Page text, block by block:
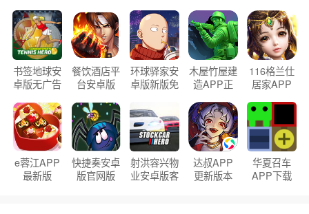
书签地球安
卓版无广告
餐饮酒店平
台安卓版
环球驿家安
卓版新版免
木屋竹屋建
造APP正
116格兰仕
居家APP
e蓉江APP
最新版
快捷奏安卓
版官网版
射洪容兴物
业安卓版客
达叔APP
更新版本
华夏召车
APP下载